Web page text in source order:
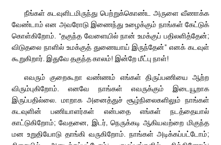
நீங்கள் கடவுளிடமிருந்து பெற்றுக்கொண்ட அருளை வீணாக்க
வேண்டாம் என அவரோடு இணைந்து உழைக்கும் நாங்கள் கேட்டுக்
கொள்கிறோம். “தகுந்த வேளையில் நான் உமக்குப் பதிலளித்தேன்;
விடுதலை நாளில் உமக்குத் துணையாய் இருந்தேன்” எனக் கடவுள்
கூறுகிறார். இதுவே தகுந்த காலம்! இன்றே மீட்பு நாள்!
எவரும் குறைகூறா வண்ணம் எங்கள் திருப்பணியை ஆற்ற
விரும்புகிறோம். எனவே நாங்கள் எவருக்கும் இடையூறாக
இருப்பதில்லை. மாறாக அனைத்துச் சூழ்நிலைகளிலும் நாங்கள்
கடவுளின் பணியாளர்கள் என்பதை எங்கள் நடத்தையால்
காட்டுகிறோம்; வேதனை, இடர், நெருக்கடி ஆகியவற்றை மிகுந்த
மன உறுதியோடு தாங்கி வருகிறோம். நாங்கள் அடிக்கப்பட்டோம்;